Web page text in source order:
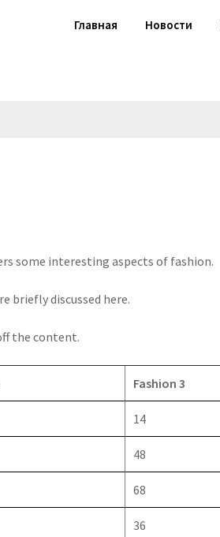
Главная Новости
some interesting aspects of fashion.
briefly discussed here.
the content.
Fashion 3
14
48
68
36